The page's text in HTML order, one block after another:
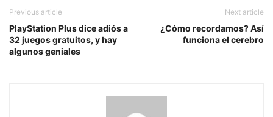
Previous article
PlayStation Plus dice adiós a
32 juegos gratuitos, y hay
algunos geniales
Next article
¿Cómo recordamos? Así
funciona el cerebro